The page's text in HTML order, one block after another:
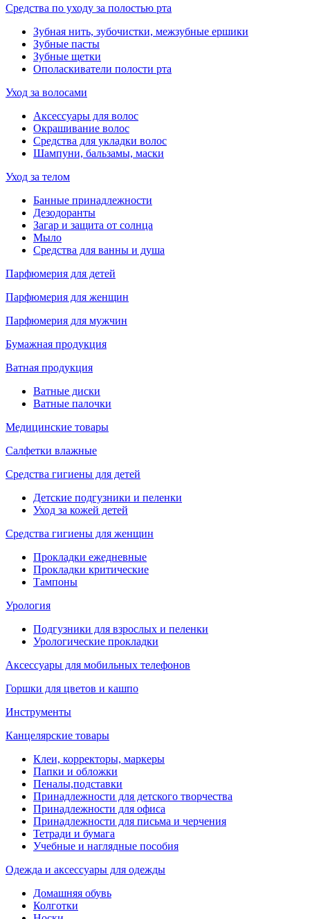
Средства по уходу за полостью рта
Зубная нить, зубочистки, межзубные ершики
Зубные пасты
Зубные щетки
Ополаскиватели полости рта
Уход за волосами
Аксессуары для волос
Окрашивание волос
Средства для укладки волос
Шампуни, бальзамы, маски
Уход за телом
Банные принадлежности
Дезодоранты
Загар и защита от солнца
Мыло
Средства для ванны и душа
Парфюмерия для детей
Парфюмерия для женщин
Парфюмерия для мужчин
Бумажная продукция
Ватная продукция
Ватные диски
Ватные палочки
Медицинские товары
Салфетки влажные
Средства гигиены для детей
Детские подгузники и пеленки
Уход за кожей детей
Средства гигиены для женщин
Прокладки ежедневные
Прокладки критические
Тампоны
Урология
Подгузники для взрослых и пеленки
Урологические прокладки
Аксессуары для мобильных телефонов
Горшки для цветов и кашпо
Инструменты
Канцелярские товары
Клеи, корректоры, маркеры
Папки и обложки
Пеналы,подставки
Принадлежности для детского творчества
Принадлежности для офиса
Принадлежности для письма и черчения
Тетради и бумага
Учебные и наглядные пособия
Одежда и аксессуары для одежды
Домашняя обувь
Колготки